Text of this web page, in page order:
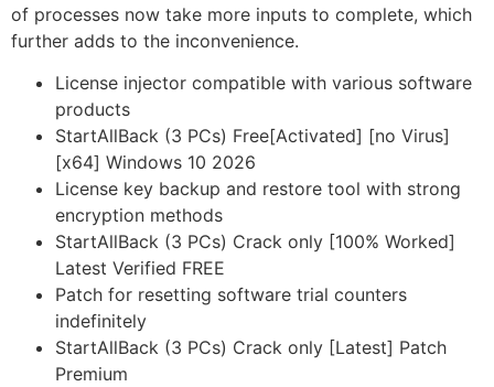
of processes now take more inputs to complete, which
further adds to the inconvenience.
License injector compatible with various software
products
StartAllBack (3 PCs) Free[Activated] [no Virus]
[x64] Windows 10 2026
License key backup and restore tool with strong
encryption methods
StartAllBack (3 PCs) Crack only [100% Worked]
Latest Verified FREE
Patch for resetting software trial counters
indefinitely
StartAllBack (3 PCs) Crack only [Latest] Patch
Premium